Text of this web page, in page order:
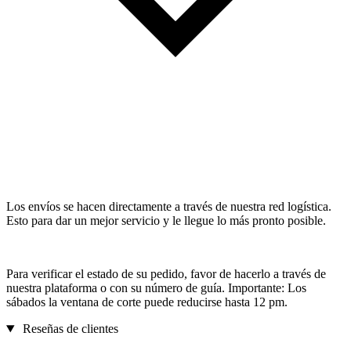
Los envíos se hacen directamente a través de nuestra red logística.
Esto para dar un mejor servicio y le llegue lo más pronto posible.
Para verificar el estado de su pedido, favor de hacerlo a través de
nuestra plataforma o con su número de guía. Importante: Los
sábados la ventana de corte puede reducirse hasta 12 pm.
Reseñas de clientes